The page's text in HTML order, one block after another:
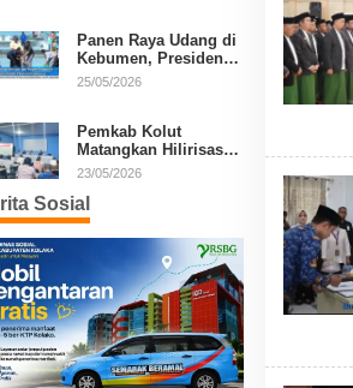
Panen Raya Udang di
Kebumen, Presiden
Prabowo Tekankan
25/05/2026
Pemkab Kolut
Matangkan Hilirisasi
Kakao dan Kelapa,
Daerah
23/05/2026
Sosial